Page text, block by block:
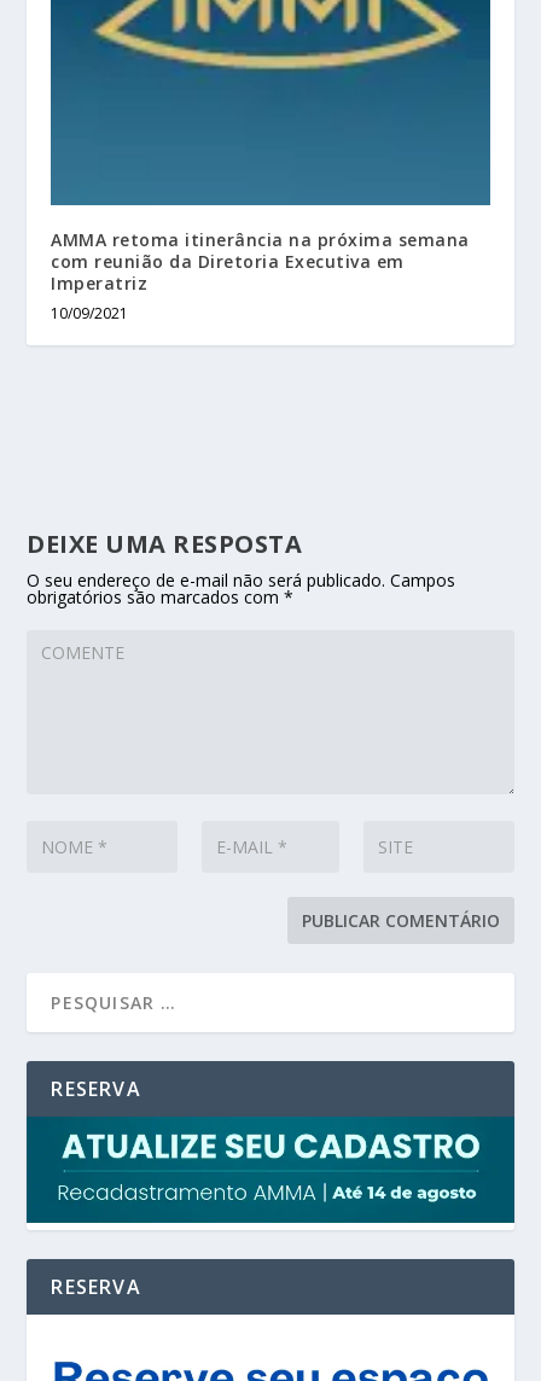
AMMA retoma itinerância na próxima semana
com reunião da Diretoria Executiva em
Imperatriz
10/09/2021
DEIXE UMA RESPOSTA
O seu endereço de e-mail não será publicado. Campos
obrigatórios são marcados com*
RESERVA
RESERVA